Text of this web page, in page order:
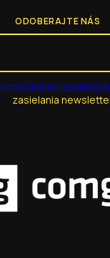
ODOBERAJTE NÁS
spracúvaním
zasielania